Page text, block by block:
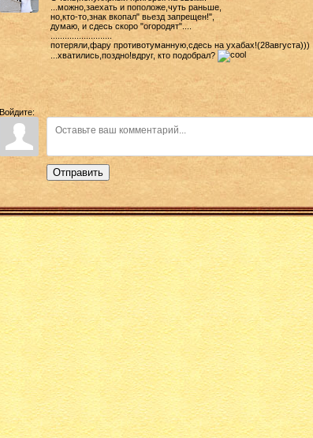
...можно,заехать и поположе,чуть раньше,
но,кто-то,знак вкопал" вьезд запрещен!",
думаю, и сдесь скоро "огородят"....
..........................
потеряли,фару противотуманную,сдесь на ухабах!(28августа)))
...хватились,поздно!вдруг, кто подобрал?
Войдите:
Отправить